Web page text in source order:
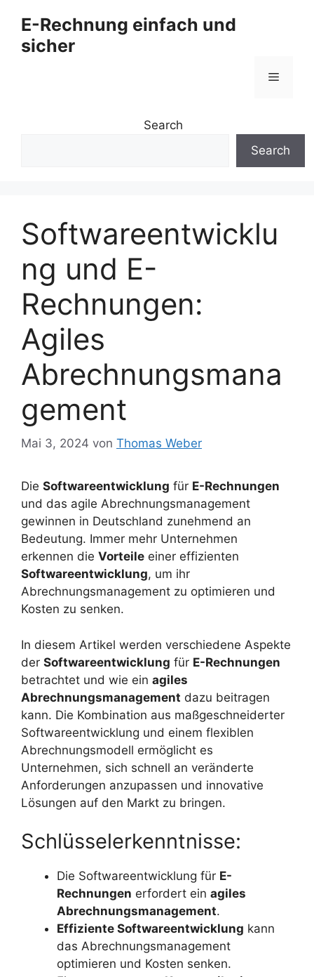
Inhalt
springen
E-Rechnung einfach und
sicher
Menü
Search
Search
Softwareentwicklu
ng und E-
Rechnungen:
Agiles
Abrechnungsmana
gement
Mai 3, 2024 von Thomas Weber
Die Softwareentwicklung für E-Rechnungen
und das agile Abrechnungsmanagement
gewinnen in Deutschland zunehmend an
Bedeutung. Immer mehr Unternehmen
erkennen die Vorteile einer effizienten
Softwareentwicklung, um ihr
Abrechnungsmanagement zu optimieren und
Kosten zu senken.
In diesem Artikel werden verschiedene Aspekte
der Softwareentwicklung für E-Rechnungen
betrachtet und wie ein agiles
Abrechnungsmanagement dazu beitragen
kann. Die Kombination aus maßgeschneiderter
Softwareentwicklung und einem flexiblen
Abrechnungsmodell ermöglicht es
Unternehmen, sich schnell an veränderte
Anforderungen anzupassen und innovative
Lösungen auf den Markt zu bringen.
Schlüsselerkenntnisse:
Die Softwareentwicklung für E-
Rechnungen erfordert ein agiles
Abrechnungsmanagement.
Effiziente Softwareentwicklung kann
das Abrechnungsmanagement
optimieren und Kosten senken.